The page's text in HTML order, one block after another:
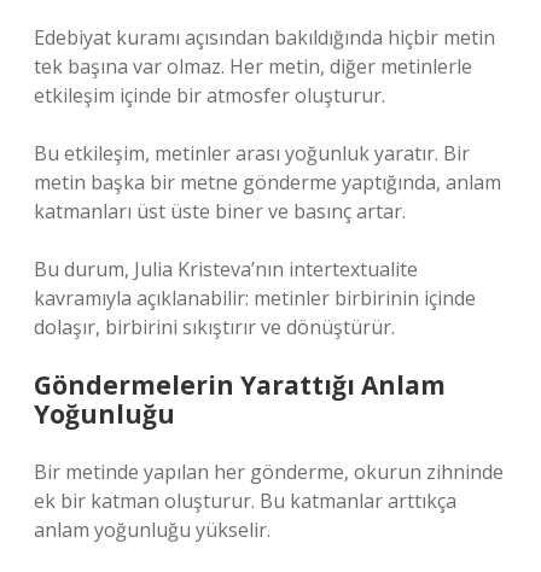
Edebiyat kuramı açısından bakıldığında hiçbir metin
tek başına var olmaz. Her metin, diğer metinlerle
etkileşim içinde bir atmosfer oluşturur.
Bu etkileşim, metinler arası yoğunluk yaratır. Bir
metin başka bir metne gönderme yaptığında, anlam
katmanları üst üste biner ve basınç artar.
Bu durum, Julia Kristeva’nın intertextualite
kavramıyla açıklanabilir: metinler birbirinin içinde
dolaşır, birbirini sıkıştırır ve dönüştürür.
Göndermelerin Yarattığı Anlam
Yoğunluğu
Bir metinde yapılan her gönderme, okurun zihninde
ek bir katman oluşturur. Bu katmanlar arttıkça
anlam yoğunluğu yükselir.